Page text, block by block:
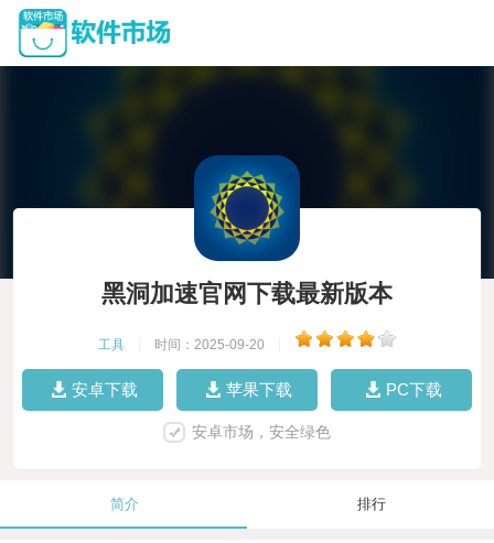
黑洞加速官网下载最新版本
工具 时间：2025-09-20
安卓下载 苹果下载 PC下载
安卓市场，安全绿色
简介 排行